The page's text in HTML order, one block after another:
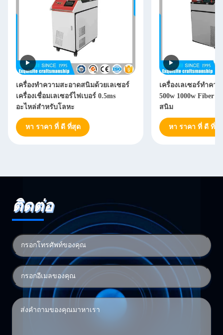
เครื่องทำความสะอาดสนิมด้วยเลเซอร์
เครื่องเชื่อมเลเซอร์ไฟเบอร์ 0.5ms
อะไหล่สำหรับโลหะ
หา ราคา ที่ ดี ที่สุด
เครื่องเลเซอร์ทำคว
500w 1000w Fiber
สนิม
หา ราคา ที่ ดี ที่สุ
ติดต่อ